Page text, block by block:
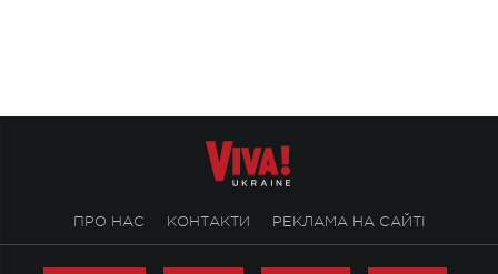
ПРО НАС КОНТАКТИ РЕКЛАМА НА САЙТІ